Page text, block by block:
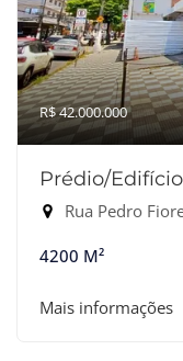
R$ 42.000.000
Prédio/
Rua Pedro
4200 M²
Mais informações